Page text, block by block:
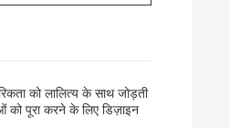
को लालित्य के साथ जोड़ती
को पूरा करने के लिए डिज़ाइन